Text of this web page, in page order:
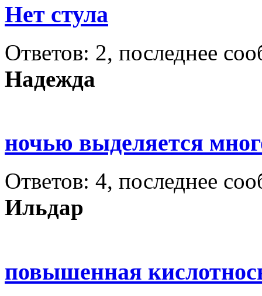
Нет стула
Ответов: 2, последнее
Надежда
ночью выделяется
Ответов: 4, последнее
Ильдар
повышенная